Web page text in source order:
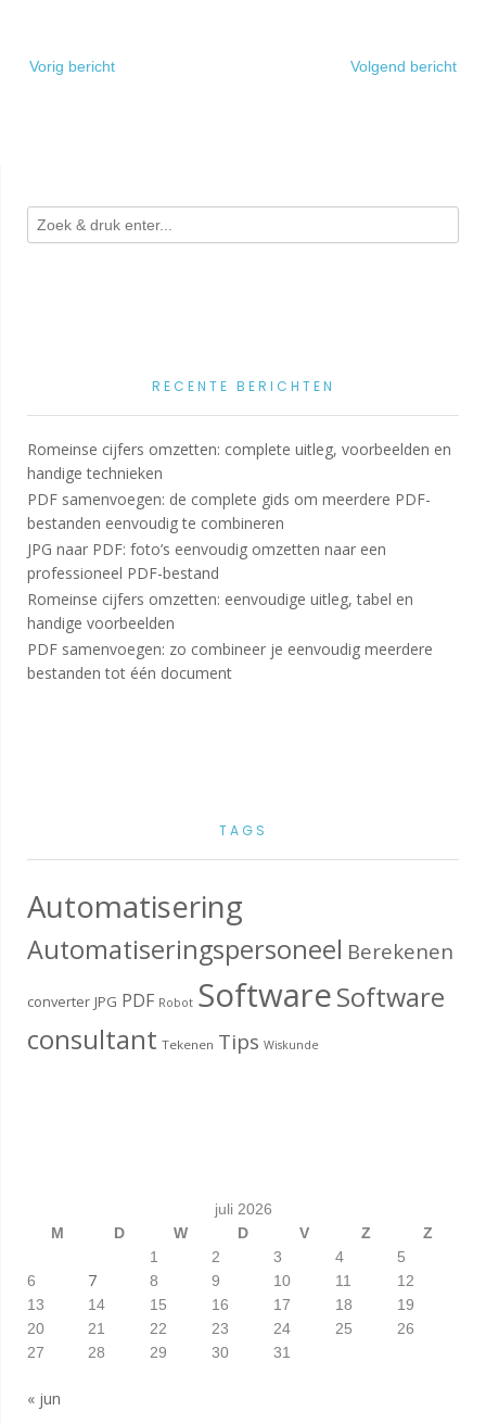
navigatie
Vorig bericht Volgend bericht
RECENTE BERICHTEN
Romeinse cijfers omzetten: complete uitleg, voorbeelden en
handige technieken
PDF samenvoegen: de complete gids om meerdere PDF-
bestanden eenvoudig te combineren
JPG naar PDF: foto’s eenvoudig omzetten naar een
professioneel PDF-bestand
Romeinse cijfers omzetten: eenvoudige uitleg, tabel en
handige voorbeelden
PDF samenvoegen: zo combineer je eenvoudig meerdere
bestanden tot één document
TAGS
Automatisering
Automatiseringspersoneel Berekenen
converter JPG PDF Robot SoftwareSoftware
consultant Tekenen Tips Wiskunde
juli 2026
M
D W D V Z
Z
1
2 3 4
5
6
7 8 9 10 11
12
13
14 15 16 17 18
19
20
21 22 23 24 25
26
27
28 29 30 31
« jun